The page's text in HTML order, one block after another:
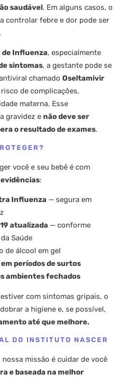
saudável. Em alguns casos, o
controlar febre e dor pode ser
de Influenza, especialmente
sintomas, a gestante pode se
chamadoOseltamivir
de complicações,
materna. Esse
gravidez enão deve ser
o resultado de exames.
você e seu bebê é com
:
Influenza — segura em
atualizada — conforme
Saúde
de álcool em gel
períodos de surtos
ambientes fechados
com sintomas gripais, o
a higiene e, se possível,
até que melhore.
DO INSTITUTO NASCER
missão é cuidar de você
e baseada na melhor